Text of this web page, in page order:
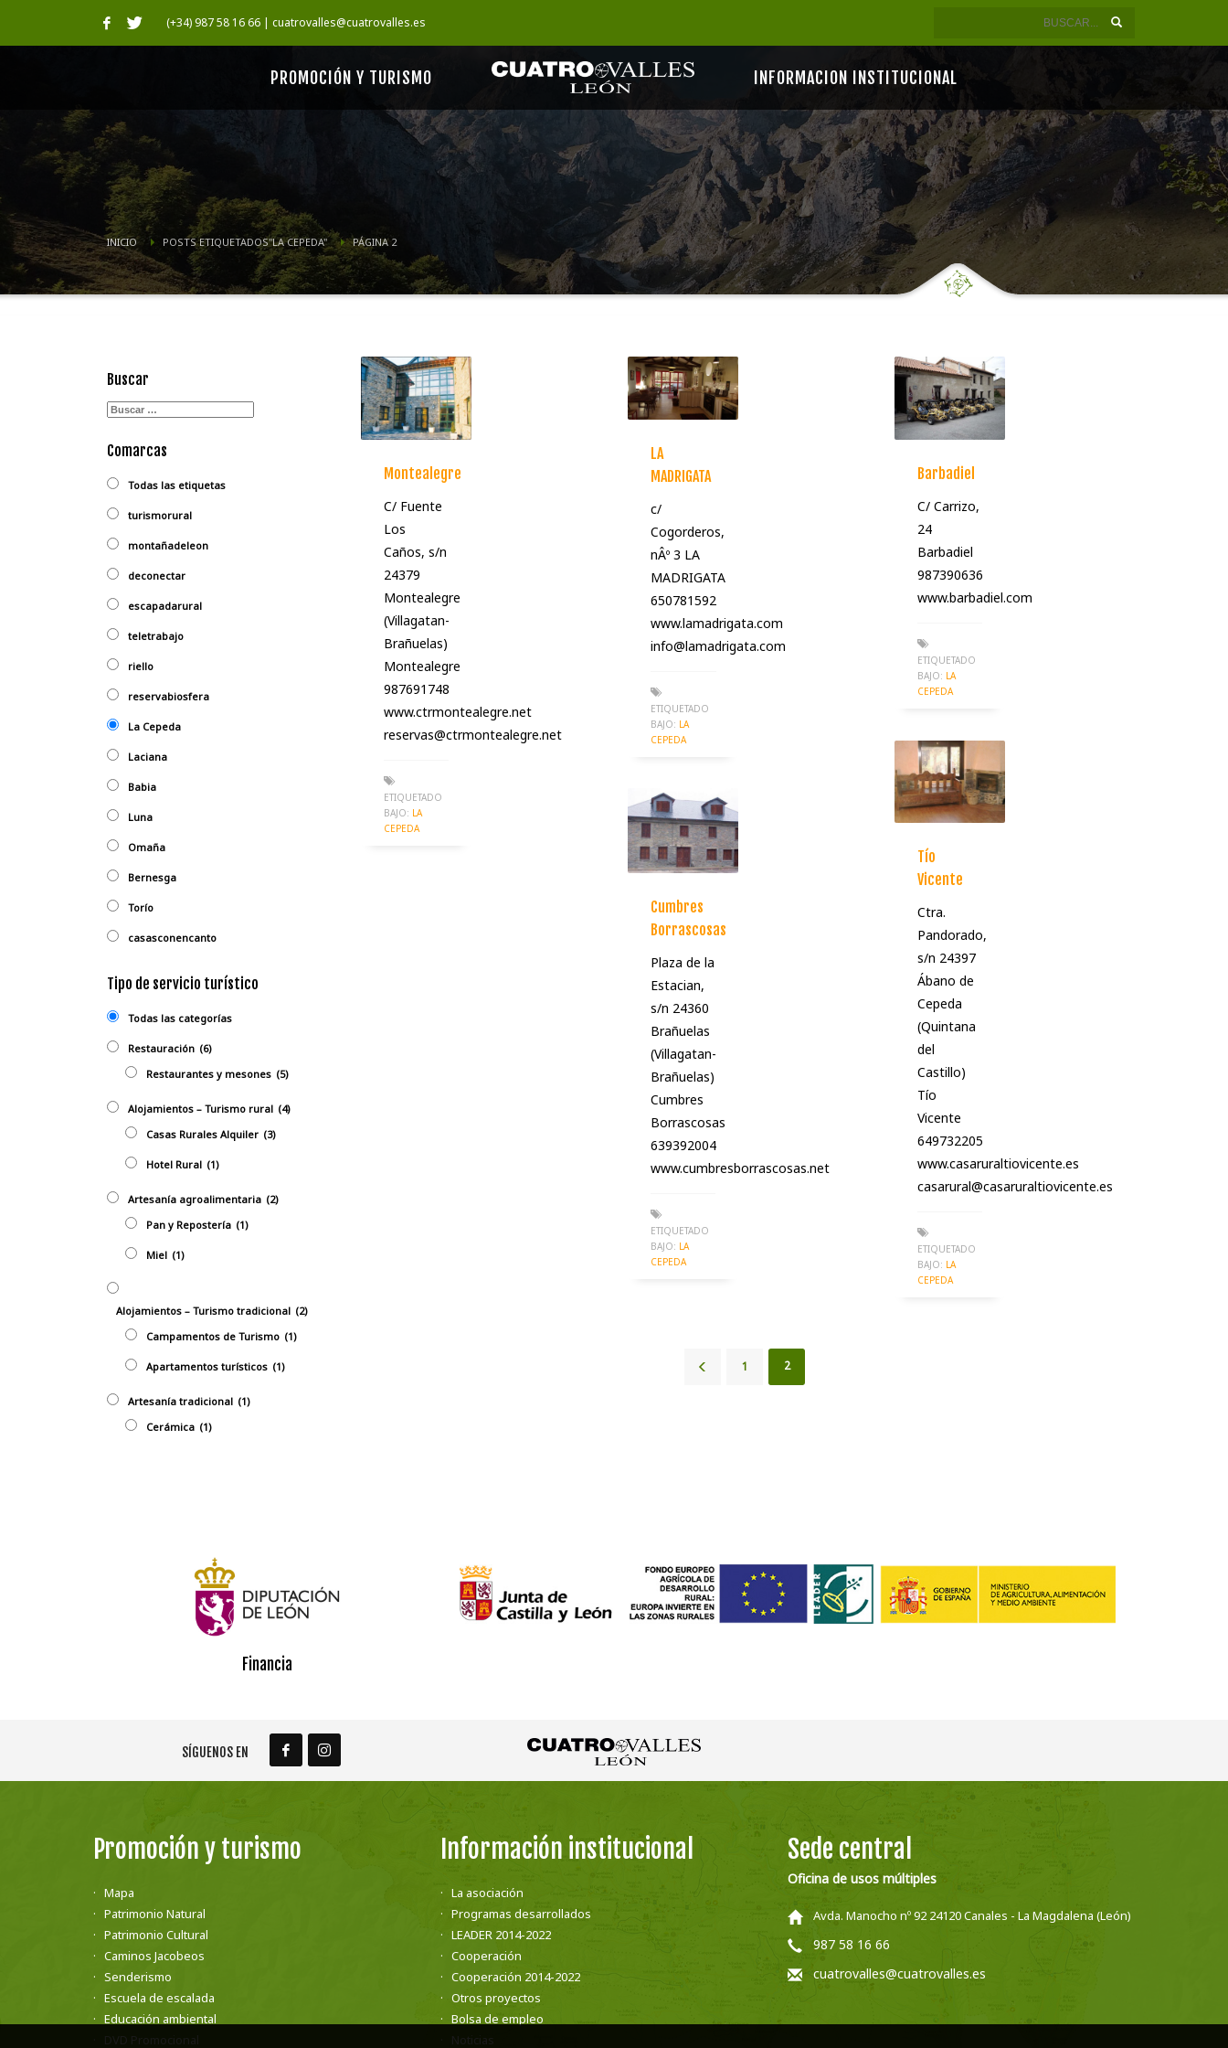
(+34) 987 58 16 66 | cuatrovalles@cuatrovalles.es
PROMOCIÓN Y TURISMO INFORMACION INSTITUCIONAL
INICIO POSTS ETIQUETADOS"LA CEPEDA" PÁGINA 2
Montealegre
C/ Fuente
Los
Caños, s/n
24379
Montealegre
(Villagatan-
Brañuelas)
Montealegre
987691748
www.ctrmontealegre.net
reservas@ctrmontealegre.net
ETIQUETADO
BAJO: LA
CEPEDA
LA
MADRIGATA
c/
Cogorderos,
nÂº 3 LA
MADRIGATA
650781592
www.lamadrigata.com
info@lamadrigata.com
ETIQUETADO
BAJO: LA
CEPEDA
Barbadiel
C/ Carrizo,
24
Barbadiel
987390636
www.barbadiel.com
ETIQUETADO
BAJO: LA
CEPEDA
Tío
Vicente
Ctra.
Pandorado,
s/n 24397
Ábano de
Cepeda
(Quintana
del
Castillo)
Tío
Vicente
649732205
www.casaruraltiovicente.es
casarural@casaruraltiovicente.es
ETIQUETADO
BAJO: LA
CEPEDA
Cumbres
Borrascosas
Plaza de la
Estacian,
s/n 24360
Brañuelas
(Villagatan-
Brañuelas)
Cumbres
Borrascosas
639392004
www.cumbresborrascosas.net
ETIQUETADO
BAJO: LA
CEPEDA
1 2
Buscar
Comarcas
Todas las etiquetas
turismorural
montañadeleon
deconectar
escapadarural
teletrabajo
riello
reservabiosfera
La Cepeda
Laciana
Babia
Luna
Omaña
Bernesga
Torío
casasconencanto
Tipo de servicio turístico
Todas las categorías
Restauración (6)
Restaurantes y mesones (5)
Alojamientos – Turismo rural (4)
Casas Rurales Alquiler (3)
Hotel Rural (1)
Artesanía agroalimentaria (2)
Pan y Repostería (1)
Miel (1)
Alojamientos – Turismo tradicional (2)
Campamentos de Turismo (1)
Apartamentos turísticos (1)
Artesaní­a tradicional (1)
Cerámica (1)
Financia
SÍGUENOS EN
Promoción y turismo
Mapa
Patrimonio Natural
Patrimonio Cultural
Caminos Jacobeos
Senderismo
Escuela de escalada
Educación ambiental
Información institucional
La asociación
Programas desarrollados
LEADER 2014-2022
Cooperación
Cooperación 2014-2022
Otros proyectos
Bolsa de empleo
Noticias
Sede central
Oficina de usos múltiples
Avda. Manocho nº 92 24120 Canales - La Magdalena (León)
987 58 16 66
cuatrovalles@cuatrovalles.es